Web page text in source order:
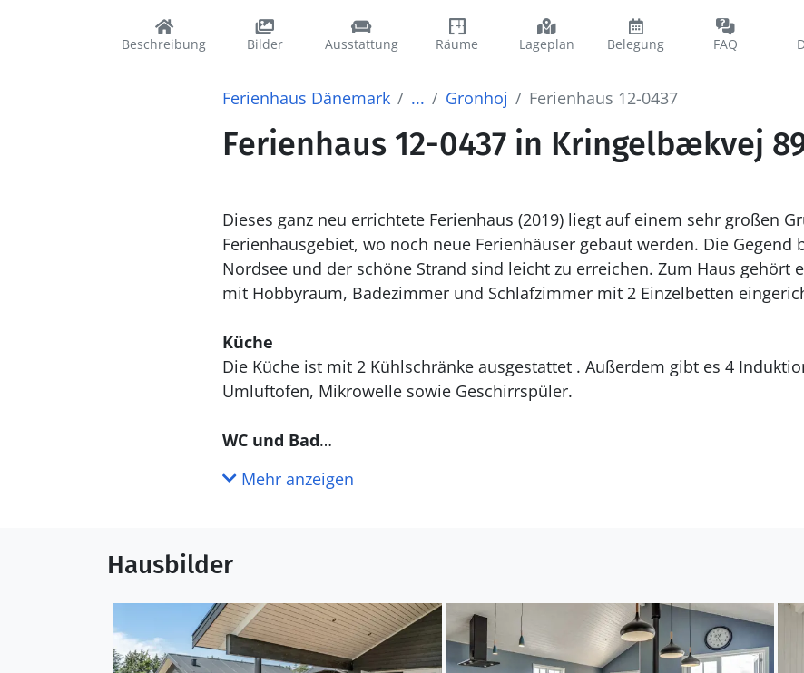
Beschreibung Bilder Ausstattung Räume Lageplan Belegung FAQ
Ferienhaus Dänemark ... Gronhoj Ferienhaus 12-0437
Ferienhaus 12-0437 in Kringelbækvej
Dieses ganz neu errichtete Ferienhaus (2019) liegt auf einem sehr großen
Ferienhausgebiet, wo noch neue Ferienhäuser gebaut werden. Die Gegend
Nordsee und der schöne Strand sind leicht zu erreichen. Zum Haus gehört
mit Hobbyraum, Badezimmer und Schlafzimmer mit 2 Einzelbetten
Küche
Die Küche ist mit 2 Kühlschränke ausgestattet . Außerdem gibt es 4
Umluftofen, Mikrowelle sowie Geschirrspüler.
WC und Bad
infraroten Sauna können Sie sich so richtig entspannen.
Die Ferienunterkunft liegt auf einem 2100 m² großen Naturgrundstück. Die
Terrassenareal zur Verfügung. Außerdem gibt es 37 m² überdachte
Schaukel.Lagerfeuerstelle. Außendusche. Parkplatz auf dem Grundstück.
Mehr anzeigen
Hausbilder